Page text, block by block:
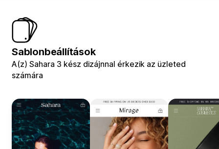
Sablonbeállítások
A(z) Sahara 3 kész dizájnnal érkezik az üzleted
számára